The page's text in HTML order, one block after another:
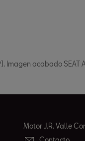
Imagen acabado SEAT
Motor J.R. Valle